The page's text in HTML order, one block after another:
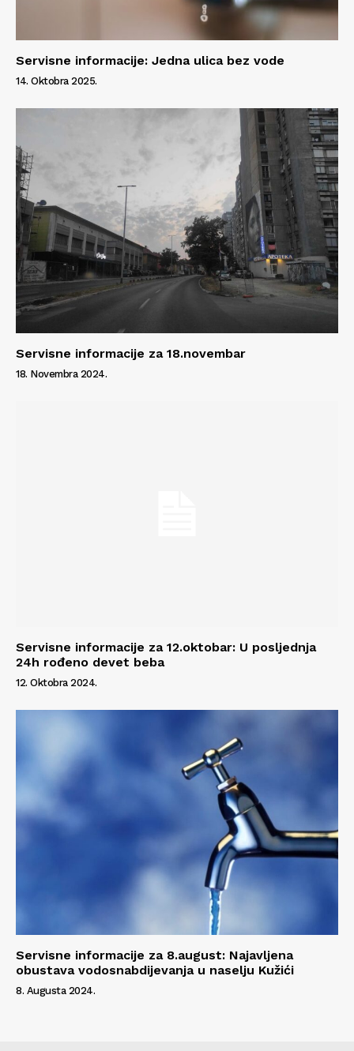
Info
O nama
Kontakt
Impressum
Servisne informacije: Jedna ulica bez vode
14. Oktobra 2025.
Servisne informacije za 18.novembar
18. Novembra 2024.
Servisne informacije za 12.oktobar: U posljednja
24h rođeno devet beba
12. Oktobra 2024.
Servisne informacije za 8.august: Najavljena
obustava vodosnabdijevanja u naselju Kužići
8. Augusta 2024.